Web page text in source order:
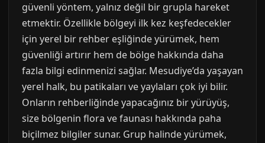
güvenli yöntem, yalnız değil bir grupla hareket
etmektir. Özellikle bölgeyi ilk kez keşfedecekler
için yerel bir rehber eşliğinde yürümek, hem
güvenliği artırır hem de bölge hakkında daha
fazla bilgi edinmenizi sağlar. Mesudiye’da yaşayan
yerel halk, bu patikaları ve yaylaları çok iyi bilir.
Onların rehberliğinde yapacağınız bir yürüyüş,
size bölgenin flora ve faunası hakkında paha
biçilmez bilgiler sunar. Grup halinde yürümek,